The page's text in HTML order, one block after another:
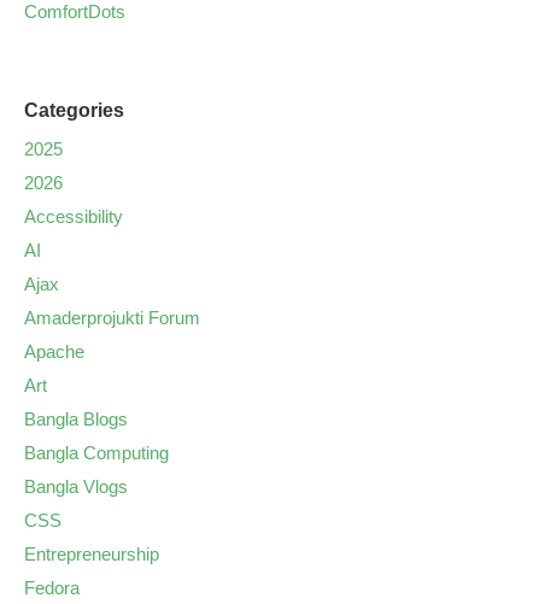
ComfortDots
Categories
2025
2026
Accessibility
AI
Ajax
Amaderprojukti Forum
Apache
Art
Bangla Blogs
Bangla Computing
Bangla Vlogs
CSS
Entrepreneurship
Fedora